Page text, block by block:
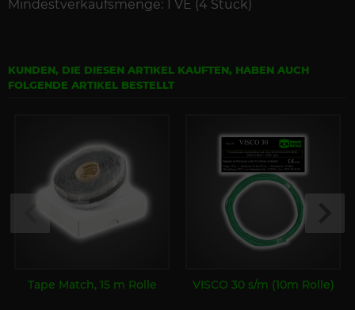
Mindestverkaufsmenge: 1 VE (4 Stück)
KUNDEN, DIE DIESEN ARTIKEL KAUFTEN, HABEN AUCH
FOLGENDE ARTIKEL BESTELLT
Tape Match, 15 m Rolle VISCO 30 s/m (10m Rolle)